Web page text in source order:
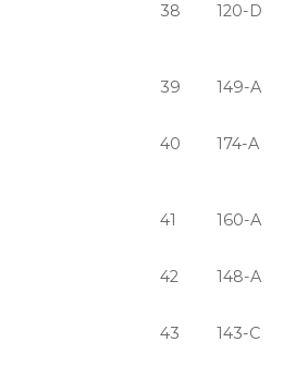
38 120-D
39 149-A
40 174-A
41 160-A
42 148-A
43 143-C